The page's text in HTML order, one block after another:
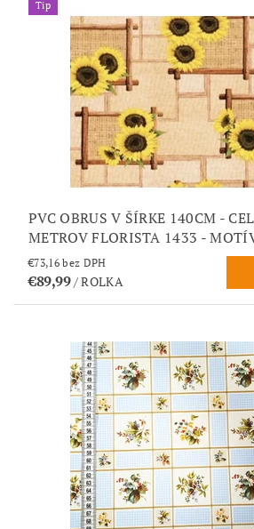
Tip
PVC OBRUS V ŠÍRKE 140CM -
METROV FLORISTA 1433 -
€73,16 bez DPH
€89,99/ ROLKA